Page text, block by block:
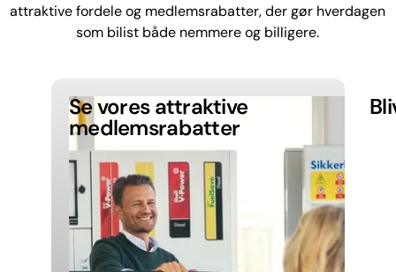
attraktive fordele og medlemsrabatter, der gør hverdagen
som bilist både nemmere og billigere.
Se vores attraktive
medlemsrabatter